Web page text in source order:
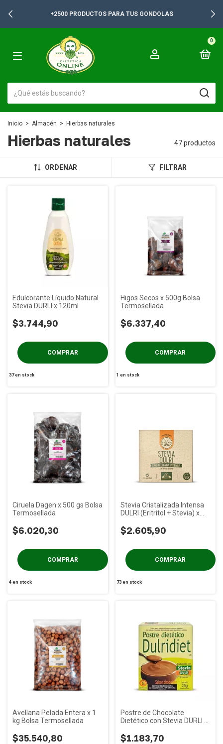
+2500 PRODUCTOS PARA TUS GONDOLAS
0
Inicio > Almacén > Hierbas naturales
Hierbas naturales 47 productos
ORDENAR FILTRAR
Edulcorante Líquido Natural
Stevia DURLI x 120ml
$3.744,90
37en stock
Higos Secos x 500g Bolsa
Termosellada
$6.337,40
1 en stock
Ciruela Dagen x 500 gs Bolsa
Termosellada
$6.020,30
4en stock
Stevia Cristalizada Intensa
DULRI (Eritritol + Stevia) x
$2.605,90
73 en stock
Avellana Pelada Entera x 1
kg Bolsa Termosellada
$35.540,80
Postre de Chocolate
Dietético con Stevia DURLI x
$1.183,70